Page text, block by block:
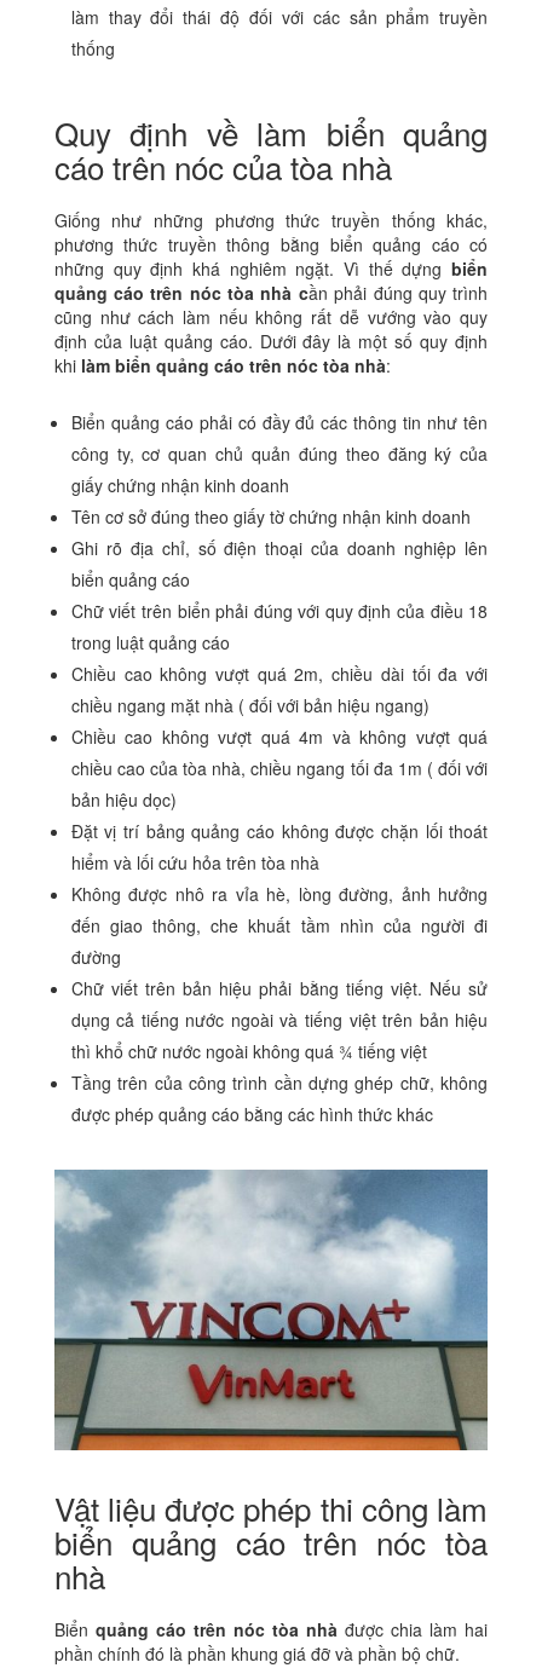
làm thay đổi thái độ đối với các sản phẩm truyền
thống
Quy định về làm biển quảng
cáo trên nóc của tòa nhà
Giống như những phương thức truyền thống khác,
phương thức truyền thông bằng biển quảng cáo có
những quy định khá nghiêm ngặt. Vì thế dựngbiển
quảng cáo trên nóc tòa nhà cần phải đúng quy trình
cũng như cách làm nếu không rất dễ vướng vào quy
định của luật quảng cáo. Dưới đây là một số quy định
khi làm biển quảng cáo trên nóc tòa nhà:
Biển quảng cáo phải có đầy đủ các thông tin như tên
công ty, cơ quan chủ quản đúng theo đăng ký của
giấy chứng nhận kinh doanh
Tên cơ sở đúng theo giấy tờ chứng nhận kinh doanh
Ghi rõ địa chỉ, số điện thoại của doanh nghiệp lên
biển quảng cáo
Chữ viết trên biển phải đúng với quy định của điều 18
trong luật quảng cáo
Chiều cao không vượt quá 2m, chiều dài tối đa với
chiều ngang mặt nhà ( đối với bản hiệu ngang)
Chiều cao không vượt quá 4m và không vượt quá
chiều cao của tòa nhà, chiều ngang tối đa 1m ( đối với
bản hiệu dọc)
Đặt vị trí bảng quảng cáo không được chặn lối thoát
hiểm và lối cứu hỏa trên tòa nhà
Không được nhô ra vỉa hè, lòng đường, ảnh hưởng
đến giao thông, che khuất tầm nhìn của người đi
đường
Chữ viết trên bản hiệu phải bằng tiếng việt. Nếu sử
dụng cả tiếng nước ngoài và tiếng việt trên bản hiệu
thì khổ chữ nước ngoài không quá ¾ tiếng việt
Tầng trên của công trình cần dựng ghép chữ, không
được phép quảng cáo bằng các hình thức khác
Vật liệu được phép thi công làm
biển quảng cáo trên nóc tòa
nhà
Biển quảng cáo trên nóc tòa nhàđược chia làm hai
phần chính đó là phần khung giá đỡ và phần bộ chữ.